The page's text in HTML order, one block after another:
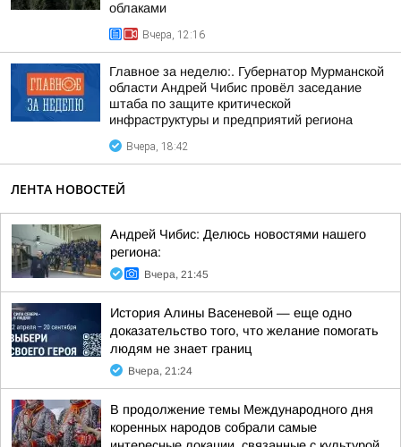
облаками
Вчера, 12:16
Главное за неделю:. Губернатор Мурманской
области Андрей Чибис провёл заседание
штаба по защите критической
инфраструктуры и предприятий региона
Вчера, 18:42
ЛЕНТА НОВОСТЕЙ
Андрей Чибис: Делюсь новостями нашего
региона:
Вчера, 21:45
История Алины Васеневой — еще одно
доказательство того, что желание помогать
людям не знает границ
Вчера, 21:24
В продолжение темы Международного дня
коренных народов собрали самые